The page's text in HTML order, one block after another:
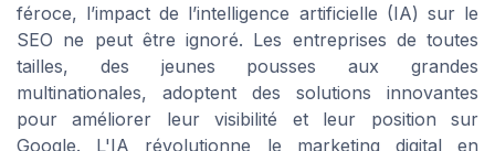
féroce, l’impact de l’intelligence artificielle (IA) sur le
SEO ne peut être ignoré. Les entreprises de toutes
tailles, des jeunes pousses aux grandes
multinationales, adoptent des solutions innovantes
pour améliorer leur visibilité et leur position sur
Google. L'IA révolutionne le marketing digital en